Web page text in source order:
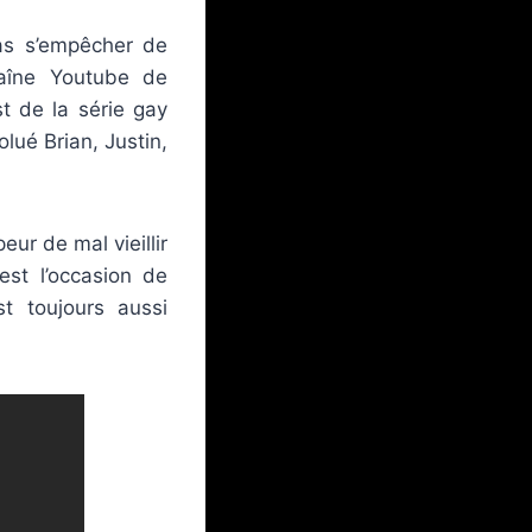
s’empêcher de
Youtube de
de la série gay
Brian, Justin,
de mal vieillir
l’occasion de
toujours aussi